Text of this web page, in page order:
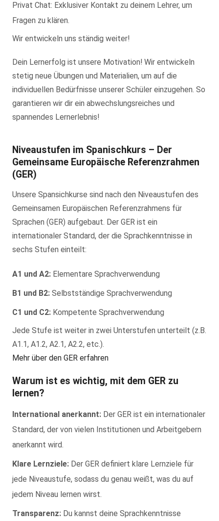
Privat Chat: Exklusiver Kontakt zu deinem Lehrer, um
Fragen zu klären.
Wir entwickeln uns ständig weiter!
Dein Lernerfolg ist unsere Motivation! Wir entwickeln
stetig neue Übungen und Materialien, um auf die
individuellen Bedürfnisse unserer Schüler einzugehen. So
garantieren wir dir ein abwechslungsreiches und
spannendes Lernerlebnis!
Niveaustufen im Spanischkurs – Der
Gemeinsame Europäische Referenzrahmen
(GER)
Unsere Spansichkurse sind nach den Niveaustufen des
Gemeinsamen Europäischen Referenzrahmens für
Sprachen (GER) aufgebaut. Der GER ist ein
internationaler Standard, der die Sprachkenntnisse in
sechs Stufen einteilt:
A1 und A2: Elementare Sprachverwendung
B1 und B2: Selbstständige Sprachverwendung
C1 und C2: Kompetente Sprachverwendung
Jede Stufe ist weiter in zwei Unterstufen unterteilt (z.B.
A1.1, A1.2, A2.1, A2.2, etc.).
Mehr über den GER erfahren
Warum ist es wichtig, mit dem GER zu
lernen?
International anerkannt: Der GER ist ein internationaler
Standard, der von vielen Institutionen und Arbeitgebern
anerkannt wird.
Klare Lernziele: Der GER definiert klare Lernziele für
jede Niveaustufe, sodass du genau weißt, was du auf
jedem Niveau lernen wirst.
Transparenz: Du kannst deine Sprachkenntnisse